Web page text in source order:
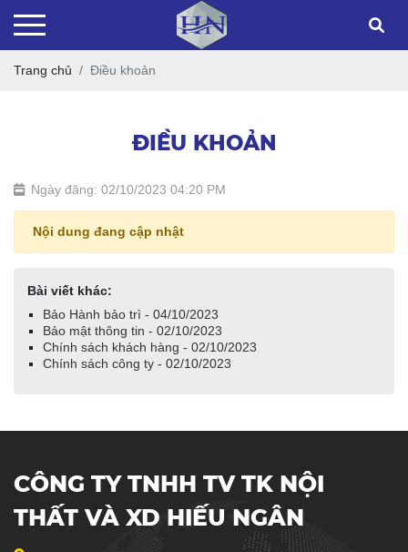
Trang chủ Điều khoản
ĐIỀU KHOẢN
Ngày đăng: 02/10/2023 04:20 PM
Nội dung đang cập nhật
Bài viết khác:
Bảo Hành bảo trì - 04/10/2023
Bảo mật thông tin - 02/10/2023
Chính sách khách hàng - 02/10/2023
Chính sách công ty - 02/10/2023
CÔNG TY TNHH TV TK NỘI
THẤT VÀ XD HIẾU NGÂN